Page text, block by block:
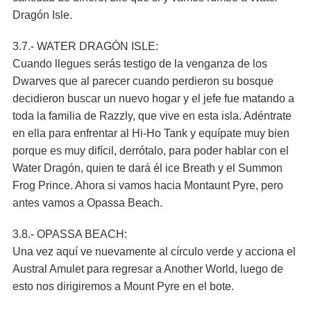
Dragón Isle.
3.7.- WATER DRAGÓN ISLE:
Cuando llegues serás testigo de la venganza de los
Dwarves que al parecer cuando perdieron su bosque
decidieron buscar un nuevo hogar y el jefe fue matando a
toda la familia de Razzly, que vive en esta isla. Adéntrate
en ella para enfrentar al Hi-Ho Tank y equípate muy bien
porque es muy difícil, derrótalo, para poder hablar con el
Water Dragón, quien te dará él ice Breath y el Summon
Frog Prince. Ahora si vamos hacia Montaunt Pyre, pero
antes vamos a Opassa Beach.
3.8.- OPASSA BEACH:
Una vez aquí ve nuevamente al círculo verde y acciona el
Austral Amulet para regresar a Another World, luego de
esto nos dirigiremos a Mount Pyre en el bote.